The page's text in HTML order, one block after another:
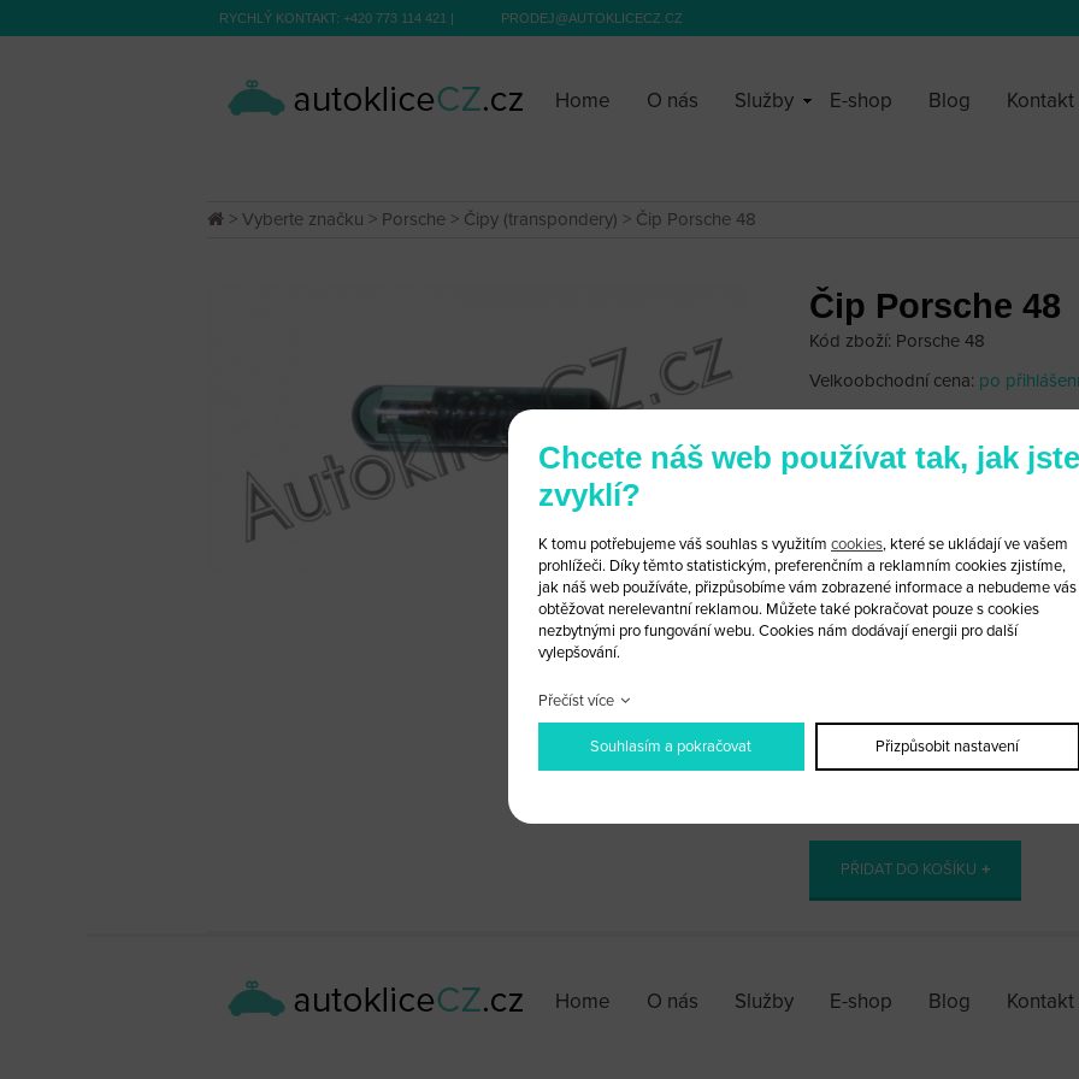
RYCHLÝ KONTAKT: +420 773 114 421 | PRODEJ@AUTOKLICECZ.CZ
Home O nás Služby E-shop Blog Kontakt
> Vyberte značku > Porsche > Čipy (transpondery) > Čip Porsche 48
Čip Porsche 48
Kód zboží: Porsche 48
Velkoobchodní cena: po přihlášení
911: 1999 a výše
968: 1999 a výše
ks
PŘIDAT DO KOŠÍKU
Home O nás Služby E-shop Blog Kontakt
Chcete náš web používat tak, jak jste
zvyklí?
K tomu potřebujeme váš souhlas s využitím cookies, které se ukládají ve vašem
prohlížeči. Díky těmto statistickým, preferenčním a reklamním cookies zjistíme,
jak náš web používáte, přizpůsobíme vám zobrazené informace a nebudeme vás
obtěžovat nerelevantní reklamou. Můžete také pokračovat pouze s cookies
nezbytnými pro fungování webu. Cookies nám dodávají energii pro další
vylepšování.
Přečíst více
Souhlasím a pokračovat Přizpůsobit nastavení